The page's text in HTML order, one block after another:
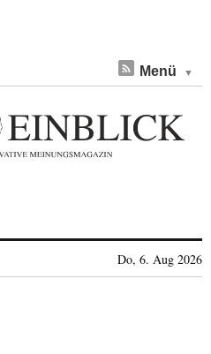
Menü
Do, 6. Aug 2026